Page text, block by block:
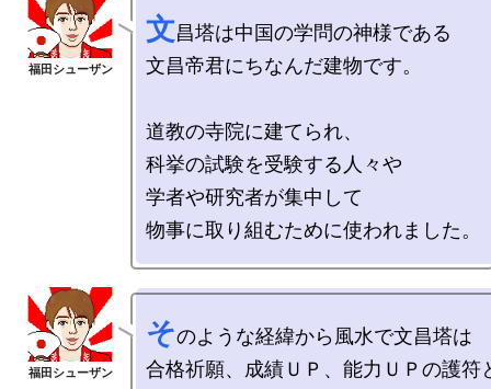
文昌塔は中国の学問の神様である
文昌帝君にちなんだ建物です。
道教の寺院に建てられ、
科挙の試験を受験する人々や
学者や研究者が集中して
そのような経緯から風水で文昌塔は
合格祈願、成績ＵＰ、能力ＵＰの護符